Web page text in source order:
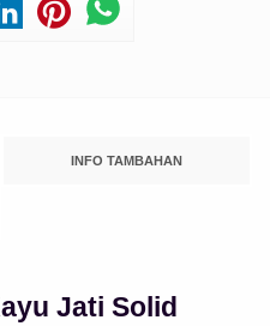
INFO TAMBAHAN
Jati Solid